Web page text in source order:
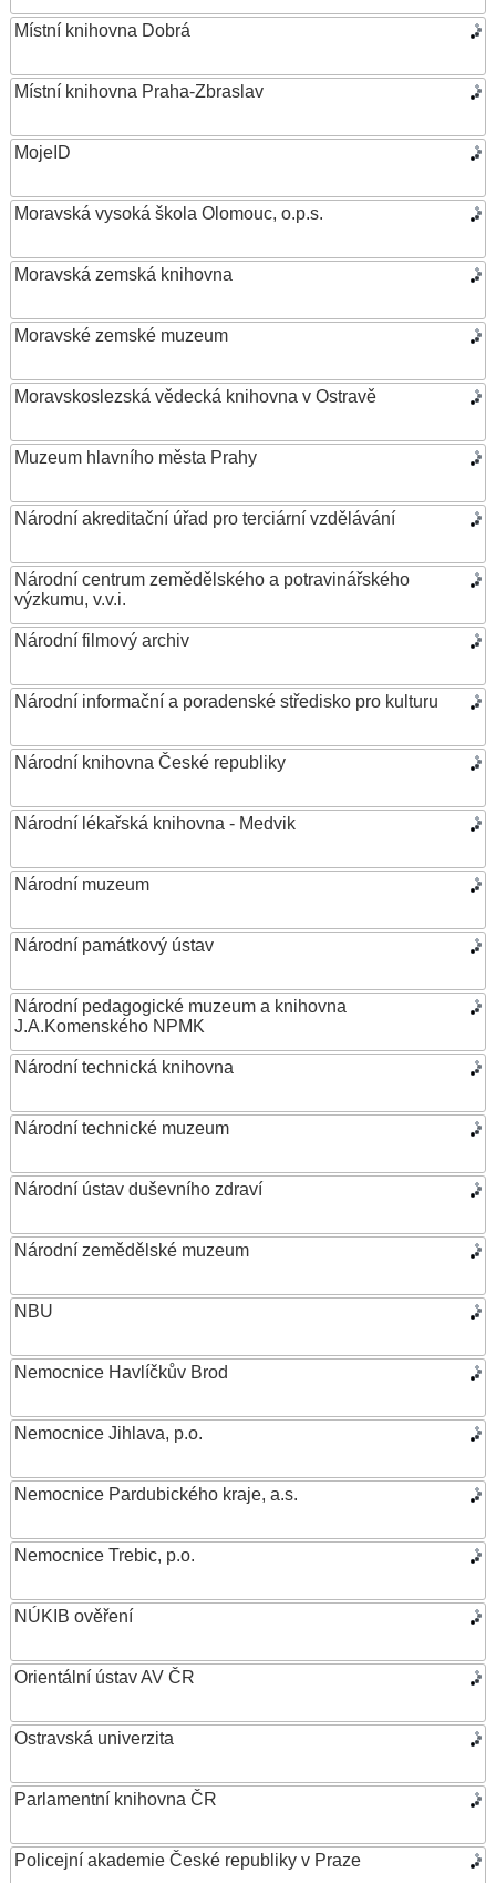
Místní knihovna Dobrá
Místní knihovna Praha-Zbraslav
MojeID
Moravská vysoká škola Olomouc, o.p.s.
Moravská zemská knihovna
Moravské zemské muzeum
Moravskoslezská vědecká knihovna v Ostravě
Muzeum hlavního města Prahy
Národní akreditační úřad pro terciární vzdělávání
Národní centrum zemědělského a potravinářského
výzkumu, v.v.i.
Národní filmový archiv
Národní informační a poradenské středisko pro kulturu
Národní knihovna České republiky
Národní lékařská knihovna - Medvik
Národní muzeum
Národní památkový ústav
Národní pedagogické muzeum a knihovna
J.A.Komenského NPMK
Národní technická knihovna
Národní technické muzeum
Národní ústav duševního zdraví
Národní zemědělské muzeum
NBU
Nemocnice Havlíčkův Brod
Nemocnice Jihlava, p.o.
Nemocnice Pardubického kraje, a.s.
Nemocnice Trebic, p.o.
NÚKIB ověření
Orientální ústav AV ČR
Ostravská univerzita
Parlamentní knihovna ČR
Policejní akademie České republiky v Praze